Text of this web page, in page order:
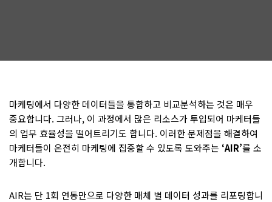
마케팅에서 다양한 데이터들을 통합하고 비교분석하는 것은 매우
중요합니다. 그러나, 이 과정에서 많은 리소스가 투입되어 마케터들
의 업무 효율성을 떨어트리기도 합니다. 이러한 문제점을 해결하여
마케터들이 온전히 마케팅에 집중할 수 있도록 도와주는 ‘AIR’를 소
개합니다.
AIR는 단 1회 연동만으로 다양한 매체 별 데이터 성과를 리포팅합니